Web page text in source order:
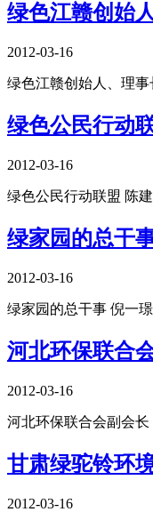
绿色江赣创始
2012-03-16
绿色江赣创始人、理事
绿色公民行动
2012-03-16
绿色公民行动联盟 陈
绿家园的总干
2012-03-16
绿家园的总干事 倪一璟
河北环保联合
2012-03-16
河北环保联合会副会长
甘肃绿驼铃环
2012-03-16